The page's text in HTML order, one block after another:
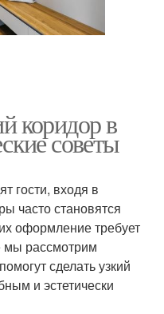
коридор в
советы
гости, входя в
часто становятся
оформление требует
мы рассмотрим
сделать узкий
и эстетически